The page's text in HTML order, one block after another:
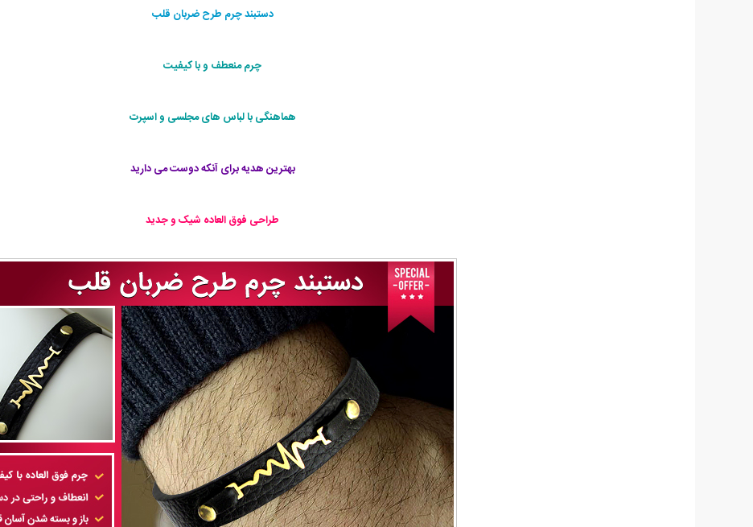
دستبند چرم طرح ضربان قلب
چرم منعطف و با کیفیت
هماهنگی با لباس های مجلسی و اسپرت
بهترین هدیه برای آنکه دوست می دارید
طراحی فوق العاده شيک و جديد